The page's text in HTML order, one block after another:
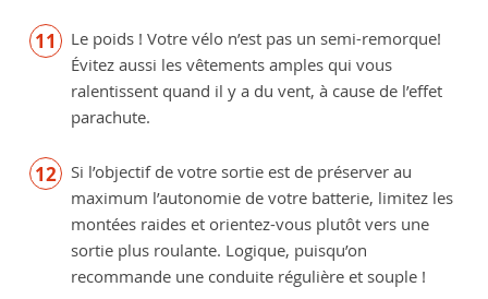
Le poids ! Votre vélo n’est pas un semi-remorque!
Évitez aussi les vêtements amples qui vous
ralentissent quand il y a du vent, à cause de l’effet
parachute.
Si l’objectif de votre sortie est de préserver au
maximum l’autonomie de votre batterie, limitez les
montées raides et orientez-vous plutôt vers une
sortie plus roulante. Logique, puisqu’on
recommande une conduite régulière et souple !